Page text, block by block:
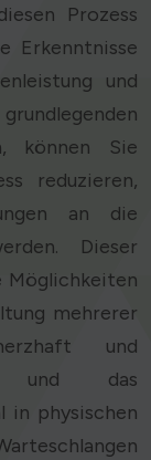
Prozess
Erkenntnisse
und
können Sie
reduzieren,
an die
Dieser
Möglichkeiten
mehrerer
und
und das
in physischen